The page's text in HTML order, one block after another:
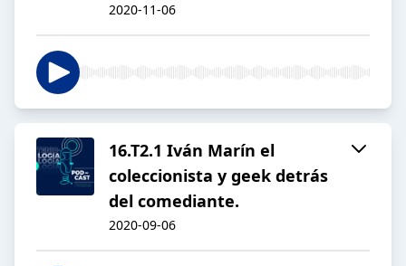
2020-11-06
16.T2.1 Iván Marín el
coleccionista y geek detrás
del comediante.
2020-09-06